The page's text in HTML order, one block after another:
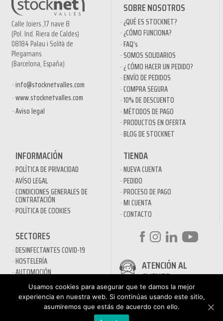
Calle Joiers ,17 nave 8
(Pol. Ind. Riera de Caldes)
08184 Palau i Solità de
Plegamans
(Barcelona, España)
info@stocknetvalles.com
www.stocknetvalles.com
Aviso legal
SOBRE NOSOTROS
¿QUÉ ES STOCKNET?
¿CÓMO FUNCIONA?
FAQ’s
SOMOS SOLIDARIOS
¿ CÓMO HACER UN PEDIDO?
ENVÍO DE PEDIDOS
COMPRA SEGURA
10% DE DESCUENTO
MÉTODOS DE PAGO
PRODUCTOS EN OFERTA
BLOG DE STOCKNET
INFORMACIÓN
POLÍTICA DE PRIVACIDAD
AVÍSO LEGAL
CONDICIONES GENERALES DE
CONTRATACIÓN
POLÍTICA DE COOKIES
TIENDA
NUEVA CUENTA
PEDIDO
PROCESO DE PAGO
MI CUENTA
CONTACTO
SECTORES
DESINFECTANTES COVID-19
HOSTELERÍA
AUTOMOCIÓN
NÁUTICA
MAQUINARIA PROFESIONAL
LIMPIEZA URBANA
ATENCIÓN AL
CLIENTE
900 897 890
Teléfono gratuito
De lunes a viernes de 9h
Usamos cookies para asegurar que te damos la mejor
experiencia en nuestra web. Si continúas usando este sitio,
asumiremos que estás de acuerdo con ello.